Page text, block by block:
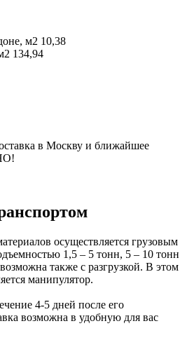
м2 10,38
134,94
в Москву и ближайшее
осуществляется грузовым
1,5 – 5 тонн, 5 – 10 тонн
также с разгрузкой. В этом
манипулятор.
4-5 дней после его
возможна в удобную для вас